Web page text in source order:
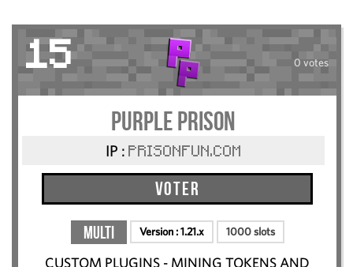
15 0 votes
PURPLE PRISON
IP : PRISONFUN.COM
Voter
Multi Version :1.21.x 1000 slots
CUSTOM PLUGINS - MINING TOKENS AND